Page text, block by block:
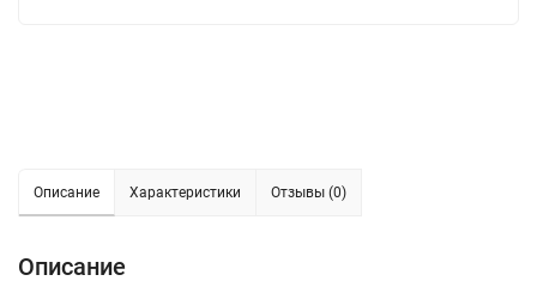
Описание Характеристики Отзывы (0)
Описание